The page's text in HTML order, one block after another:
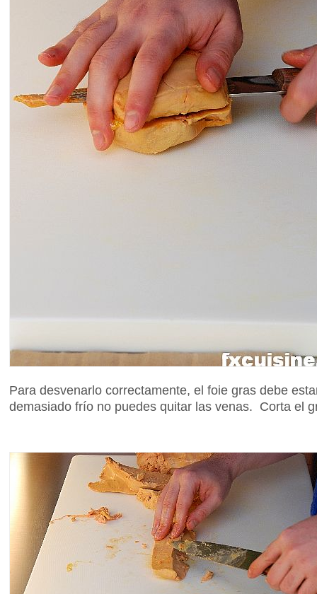
Para desvenarlo correctamente, el foie gras debe
demasiado frío no puedes quitar las venas. Corta el